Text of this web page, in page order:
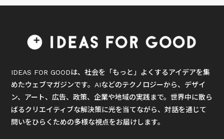
IDEAS FOR GOODは、社会を「もっと」よくするアイデアを集
めたウェブマガジンです。AIなどのテクノロジーから、デザイ
ン、アート、広告、政策、企業や地域の実践まで。世界中に散ら
ばるクリエイティブな解決策に光を当てながら、対話を通じて
問いをひらくための多様な視点をお届けします。